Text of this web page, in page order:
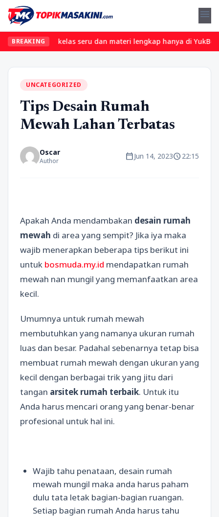
menu
BREAKINGkelas seru dan materi lengkap hanya di
UNCATEGORIZED
Tips Desain Rumah
Mewah Lahan Terbatas
Oscar
Author calendar_todayJun 14, 2023schedule22:15
Apakah Anda mendambakan desain rumah
mewah di area yang sempit? Jika iya maka
wajib menerapkan beberapa tips berikut ini
untuk bosmuda.my.id mendapatkan rumah
mewah nan mungil yang memanfaatkan area
kecil.
Umumnya untuk rumah mewah
membutuhkan yang namanya ukuran rumah
luas dan besar. Padahal sebenarnya tetap bisa
membuat rumah mewah dengan ukuran yang
kecil dengan berbagai trik yang jitu dari
tangan arsitek rumah terbaik. Untuk itu
Anda harus mencari orang yang benar-benar
profesional untuk hal ini.
Wajib tahu penataan, desain rumah
mewah mungil maka anda harus paham
dulu tata letak bagian-bagian ruangan.
Setiap bagian rumah Anda harus tahu